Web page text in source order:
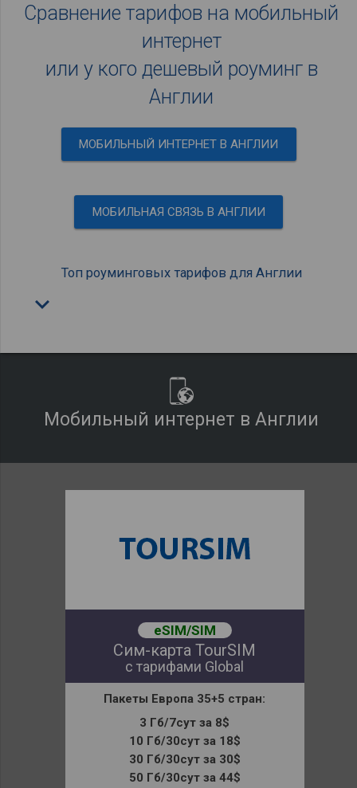
Сравнение тарифов на мобильный
интернет
или у кого дешевый роуминг в
Англии
МОБИЛЬНЫЙ ИНТЕРНЕТ В АНГЛИИ
МОБИЛЬНАЯ СВЯЗЬ В АНГЛИИ
Топ роуминговых тарифов для Англии
keyboard_arrow_down
Мобильный интернет в Англии
eSIM/SIM
Сим-карта TourSIM
с тарифами Global
Пакеты Европа 35+5 стран:
3 Гб/7сут за 8$
10 Гб/30сут за 18$
30 Гб/30сут за 30$
50 Гб/30сут за 44$